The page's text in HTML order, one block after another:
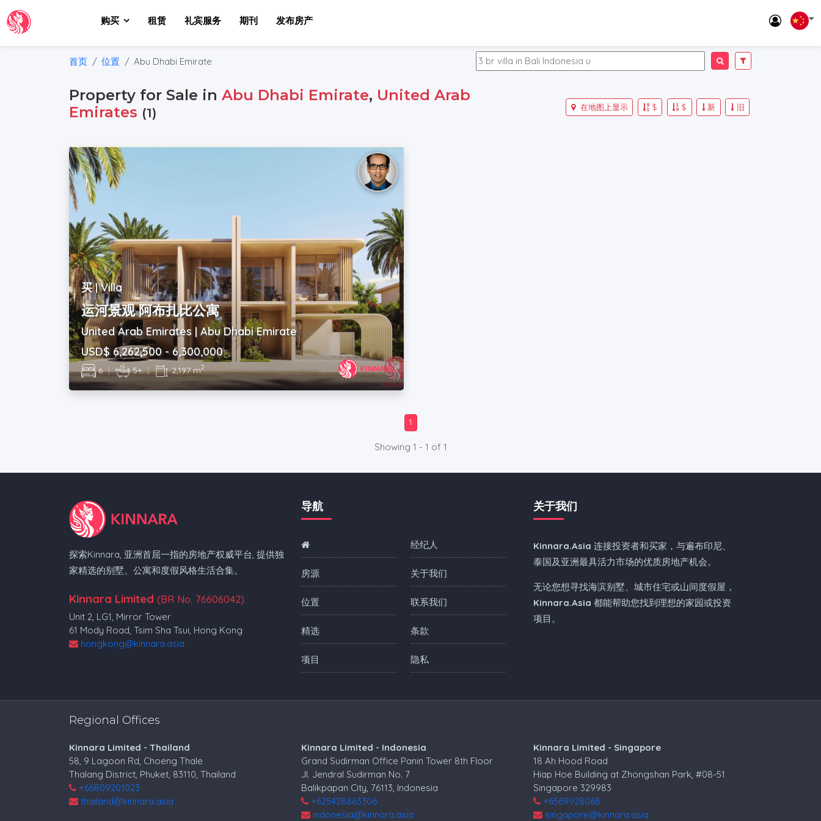
购买 租赁 礼宾服务 期刊 发布房产
首页 位置 Abu Dhabi Emirate
Property for Sale inAbu Dhabi Emirate, United Arab
Emirates (1) 旧
新
$
$
在地图上显示
买 | Villa
运河景观 阿布扎比公寓
United Arab Emirates | Abu Dhabi Emirate
USD$ 6,262,500 - 6,300,000
6 | 5+ | 2,197 m2
1
Showing 1 - 1 of 1
探索Kinnara, 亚洲首屈一指的房地产权威平台, 提供独
家精选的别墅、公寓和度假风格生活合集。
Kinnara Limited (BR No. 76606042)
Unit 2, LG1, Mirror Tower
61 Mody Road, Tsim Sha Tsui, Hong Kong
hongkong@kinnara.asia
导航
房源
位置
精选
项目
经纪人
关于我们
联系我们
条款
隐私
关于我们
Kinnara.Asia 连接投资者和买家，与遍布印尼、
泰国及亚洲最具活力市场的优质房地产机会。
无论您想寻找海滨别墅、城市住宅或山间度假屋，
Kinnara.Asia 都能帮助您找到理想的家园或投资
项目。
Regional Offices
Kinnara Limited - Thailand
58, 9 Lagoon Rd, Choeng Thale
Thalang District, Phuket, 83110, Thailand
+66809201023
thailand@kinnara.asia
Kinnara Limited - Indonesia
Grand Sudirman Office Panin Tower 8th Floor
Jl. Jendral Sudirman No. 7
Balikpapan City, 76113, Indonesia
+625428863306
indonesia@kinnara.asia
Kinnara Limited - Singapore
18 Ah Hood Road
Hiap Hoe Building at Zhongshan Park, #08-51
Singapore 329983
+6569928068
singapore@kinnara.asia